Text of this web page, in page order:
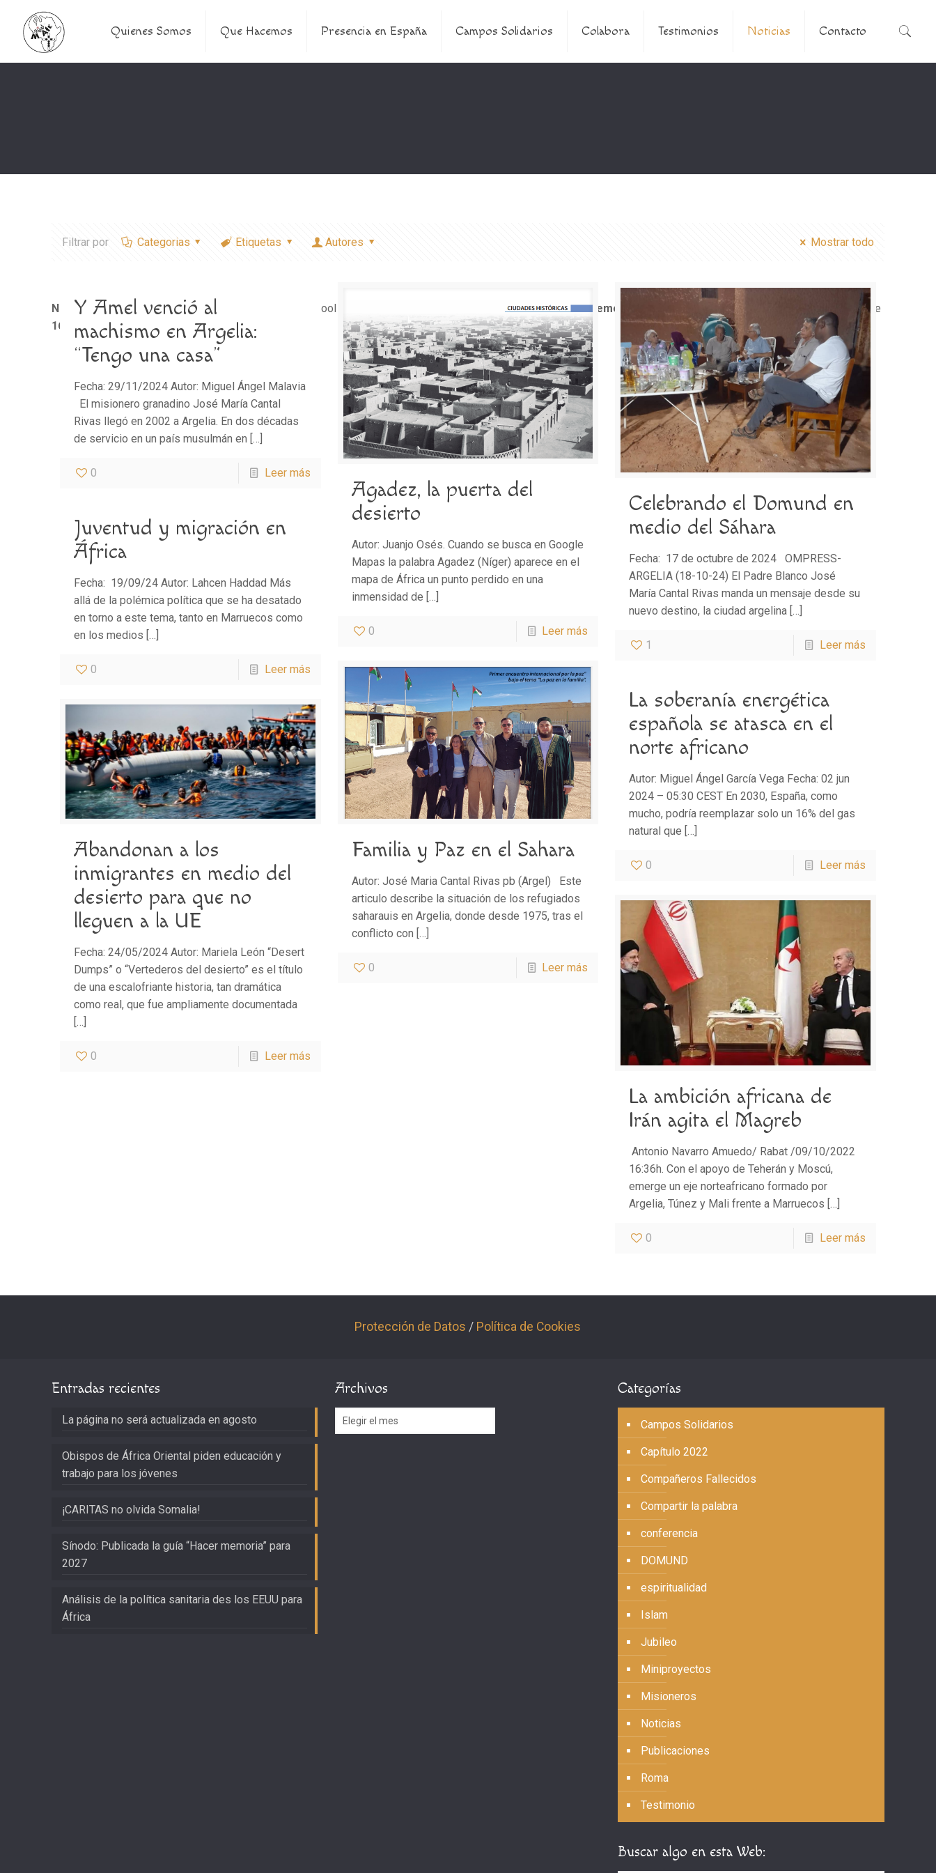
Quienes Somos Que Hacemos Presencia en España Campos Solidarios Colabora Testimonios Noticias Contacto
Filtrar por Categorias Etiquetas Autores Mostrar todo
Notice : Trying to access array offset on value of type bool in /home/misioner/public_html/padresblancos/themes/betheme/functions/theme-functions.php
on line
1611
Y Amel venció al
machismo en Argelia:
“Tengo una casa”
Fecha: 29/11/2024 Autor: Miguel Ángel Malavia
El misionero granadino José María Cantal
Rivas llegó en 2002 a Argelia. En dos décadas
de servicio en un país musulmán en […]
0 Leer más
Agadez, la puerta del
desierto
Autor: Juanjo Osés. Cuando se busca en Google
Mapas la palabra Agadez (Níger) aparece en el
mapa de África un punto perdido en una
inmensidad de […]
0 Leer más
Celebrando el Domund en
medio del Sáhara
Fecha: 17 de octubre de 2024 OMPRESS-
ARGELIA (18-10-24) El Padre Blanco José
María Cantal Rivas manda un mensaje desde su
nuevo destino, la ciudad argelina […]
1 Leer más
Juventud y migración en
África
Fecha: 19/09/24 Autor: Lahcen Haddad Más
allá de la polémica política que se ha desatado
en torno a este tema, tanto en Marruecos como
en los medios […]
0 Leer más
Familia y Paz en el Sahara
Autor: José Maria Cantal Rivas pb (Argel) Este
articulo describe la situación de los refugiados
saharauis en Argelia, donde desde 1975, tras el
conflicto con […]
0 Leer más
La soberanía energética
española se atasca en el
norte africano
Autor: Miguel Ángel García Vega Fecha: 02 jun
2024 – 05:30 CEST En 2030, España, como
mucho, podría reemplazar solo un 16% del gas
natural que […]
0 Leer más
Abandonan a los
inmigrantes en medio del
desierto para que no
lleguen a la UE
Fecha: 24/05/2024 Autor: Mariela León “Desert
Dumps” o “Vertederos del desierto” es el título
de una escalofriante historia, tan dramática
como real, que fue ampliamente documentada
[…]
0 Leer más
La ambición africana de
Irán agita el Magreb
Antonio Navarro Amuedo/ Rabat /09/10/2022
16:36h. Con el apoyo de Teherán y Moscú,
emerge un eje norteafricano formado por
Argelia, Túnez y Mali frente a Marruecos […]
0 Leer más
Protección de Datos / Política de Cookies
Entradas recientes
La página no será actualizada en agosto
Obispos de África Oriental piden educación y
trabajo para los jóvenes
¡CARITAS no olvida Somalia!
Sínodo: Publicada la guía “Hacer memoria” para
2027
Análisis de la política sanitaria des los EEUU para
África
Archivos
Archivos
Categorías
Campos Solidarios
Capítulo 2022
Compañeros Fallecidos
Compartir la palabra
conferencia
DOMUND
espiritualidad
Islam
Jubileo
Miniproyectos
Misioneros
Noticias
Publicaciones
Roma
Testimonio
Buscar algo en esta Web: